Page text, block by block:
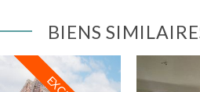
BIENS